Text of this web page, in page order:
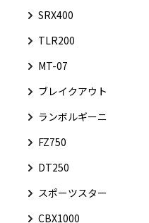
SRX400
TLR200
MT-07
ブレイクアウト
ランボルギーニ
FZ750
DT250
スポーツスター
CBX1000